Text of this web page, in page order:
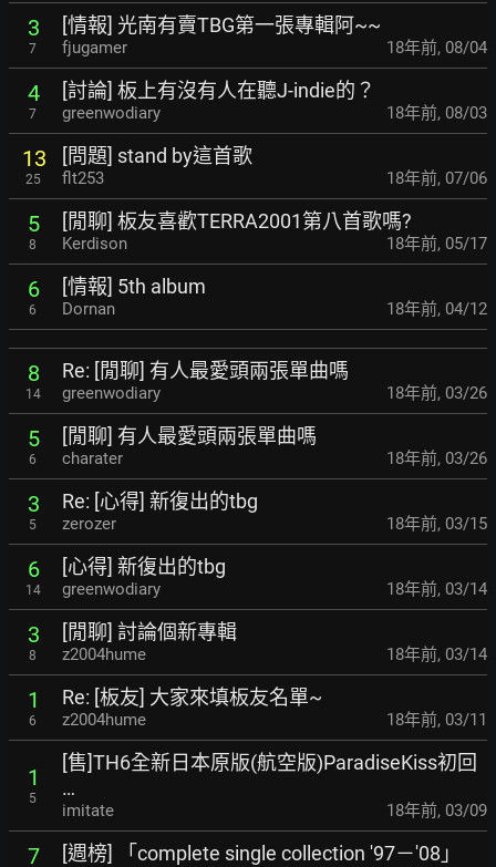
3
7
[情報] 光南有賣TBG第一張專輯阿~~
fjugamer 18年前, 08/04
4
7
[討論] 板上有沒有人在聽J-indie的？
greenwodiary 18年前, 08/03
13
25
[問題] stand by這首歌
flt253 18年前, 07/06
5
8
[閒聊] 板友喜歡TERRA2001第八首歌嗎?
Kerdison 18年前, 05/17
6
6
[情報] 5th album
Dornan 18年前, 04/12
8
14
Re: [閒聊] 有人最愛頭兩張單曲嗎
greenwodiary 18年前, 03/26
5
6
[閒聊] 有人最愛頭兩張單曲嗎
charater 18年前, 03/26
3
5
Re: [心得] 新復出的tbg
zerozer 18年前, 03/15
6
14
[心得] 新復出的tbg
greenwodiary 18年前, 03/14
3
8
[閒聊] 討論個新專輯
z2004hume 18年前, 03/14
1
6
Re: [板友] 大家來填板友名單~
z2004hume 18年前, 03/11
1
5
[售]TH6全新日本原版(航空版)ParadiseKiss初回
…
imitate 18年前, 03/09
7 [週榜] 「complete single collection '97－'08」